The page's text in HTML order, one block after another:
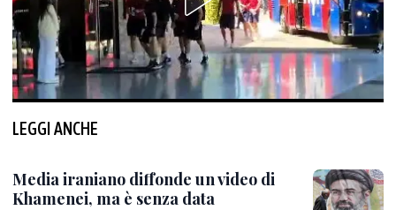
LEGGI ANCHE
Media iraniano diffonde un video di
Khamenei, ma è senza data